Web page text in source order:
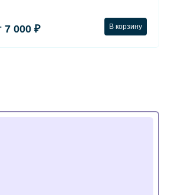
7 000 ₽ В корзину